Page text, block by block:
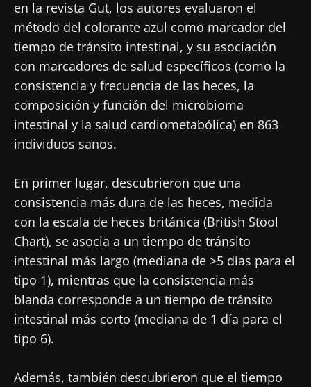
en la revista Gut, los autores evaluaron el
método del colorante azul como marcador del
tiempo de tránsito intestinal, y su asociación
con marcadores de salud específicos (como la
consistencia y frecuencia de las heces, la
composición y función del microbioma
intestinal y la salud cardiometabólica) en 863
individuos sanos.
En primer lugar, descubrieron que una
consistencia más dura de las heces, medida
con la escala de heces británica (British Stool
Chart), se asocia a un tiempo de tránsito
intestinal más largo (mediana de >5 días para el
tipo 1), mientras que la consistencia más
blanda corresponde a un tiempo de tránsito
intestinal más corto (mediana de 1 día para el
tipo 6).
Además, también descubrieron que el tiempo